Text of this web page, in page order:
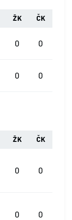
ŽK ČK
0 0
0 0
ŽK ČK
0 0
0 0